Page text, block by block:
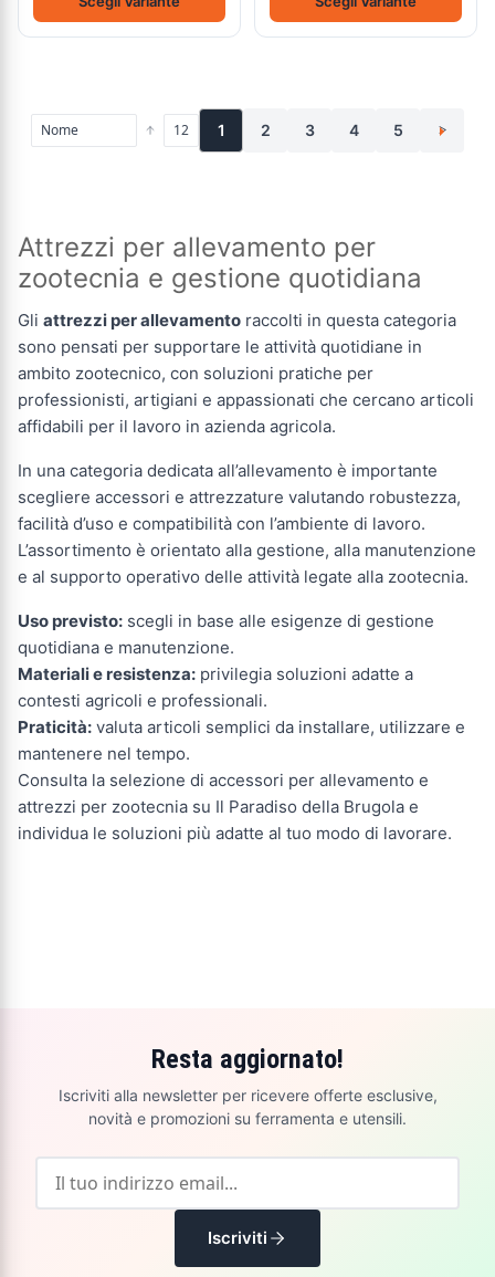
1 2 3 4 5 >
Attrezzi per allevamento per
zootecnia e gestione quotidiana
Gli attrezzi per allevamento raccolti in questa categoria
sono pensati per supportare le attività quotidiane in
ambito zootecnico, con soluzioni pratiche per
professionisti, artigiani e appassionati che cercano articoli
affidabili per il lavoro in azienda agricola.
In una categoria dedicata all’allevamento è importante
scegliere accessori e attrezzature valutando robustezza,
facilità d’uso e compatibilità con l’ambiente di lavoro.
L’assortimento è orientato alla gestione, alla manutenzione
e al supporto operativo delle attività legate alla zootecnia.
Uso previsto: scegli in base alle esigenze di gestione
quotidiana e manutenzione.
Materiali e resistenza: privilegia soluzioni adatte a
contesti agricoli e professionali.
Praticità: valuta articoli semplici da installare, utilizzare e
mantenere nel tempo.
Consulta la selezione di accessori per allevamento e
attrezzi per zootecnia su Il Paradiso della Brugola e
individua le soluzioni più adatte al tuo modo di lavorare.
Resta aggiornato!
Iscriviti alla newsletter per ricevere offerte esclusive,
novità e promozioni su ferramenta e utensili.
Iscriviti